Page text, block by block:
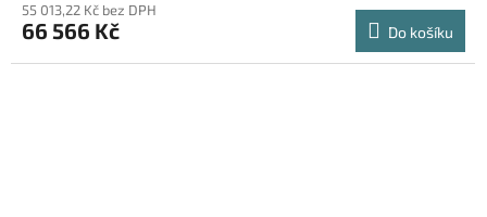
55 013,22 Kč bez DPH
66 566 Kč Do košíku